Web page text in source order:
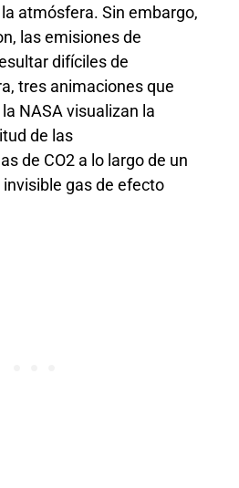
atmósfera. Sin embargo,
las emisiones de
difíciles de
tres animaciones que
NASA visualizan la
de las
de CO2 a lo largo de un
gas de efecto